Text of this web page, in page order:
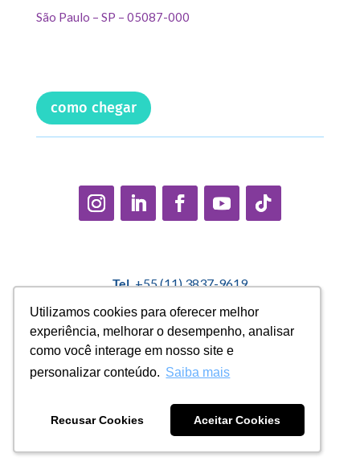
Utilizamos cookies para oferecer melhor
experiência, melhorar o desempenho, analisar
como você interage em nosso site e
personalizar conteúdo. Saiba mais
Recusar Cookies Aceitar Cookies
Utilizamos cookies para oferecer melhor
experiência, melhorar o desempenho, analisar
como você interage em nosso site e
personalizar conteúdo. Saiba mais
Recusar Cookies Aceitar Cookies
São Paulo – SP – 05087-000
como chegar
Tel.+55 (11) 3837-9619
Política Interna de Proteção de Dados |Encarregado de
Dados: Marcelo Correa |
denuncias@casadopequenocidadao.org.br